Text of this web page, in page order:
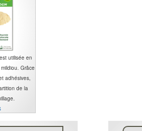
utilisée en
Grâce
adhésives,
de la